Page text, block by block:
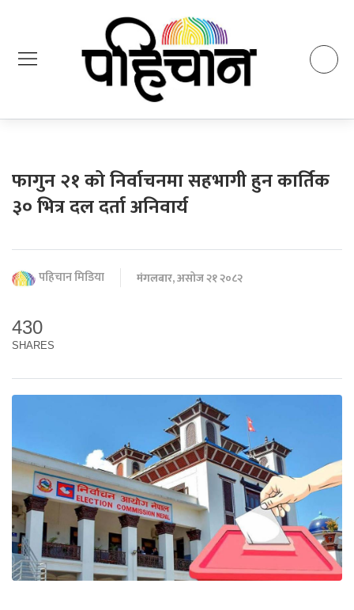
फागुन २१ को निर्वाचनमा सहभागी हुन कार्तिक
३० भित्र दल दर्ता अनिवार्य
पहिचान मिडिया मंगलबार, असोज २१ २०८२
430
SHARES